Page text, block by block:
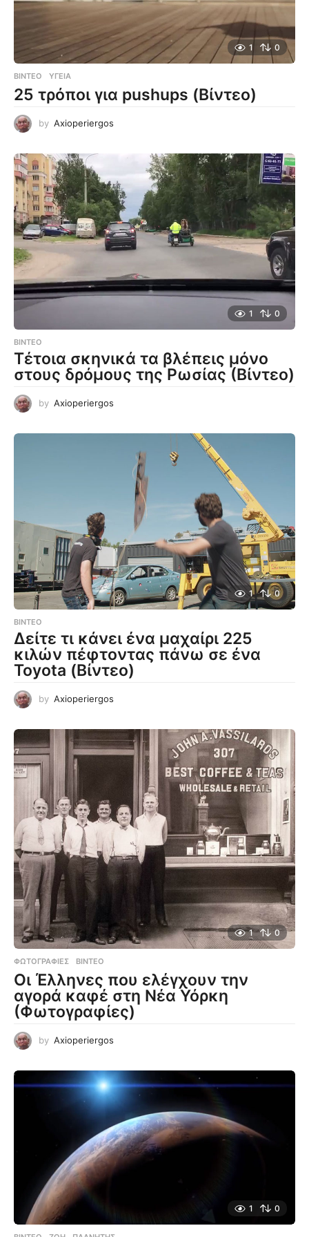
1 0
ΒΊΝΤΕΟ ΥΓΕΊΑ
25 τρόποι για pushups (Βίντεο)
by Axioperiergos
1 0
ΒΊΝΤΕΟ
Τέτοια σκηνικά τα βλέπεις μόνο
στους δρόμους της Ρωσίας (Βίντεο)
by Axioperiergos
1 0
ΒΊΝΤΕΟ
Δείτε τι κάνει ένα μαχαίρι 225
κιλών πέφτοντας πάνω σε ένα
Toyota (Βίντεο)
by Axioperiergos
1 0
ΦΩΤΟΓΡΑΦΊΕΣ ,ΒΊΝΤΕΟ
Οι Έλληνες που ελέγχουν την
αγορά καφέ στη Νέα Υόρκη
(Φωτογραφίες)
by Axioperiergos
1 0